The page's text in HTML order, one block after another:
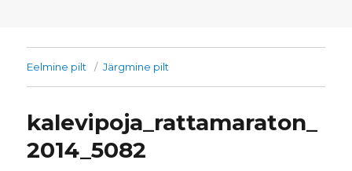
Eelmine pilt Järgmine pilt
kalevipoja_rattamaraton_
2014_5082